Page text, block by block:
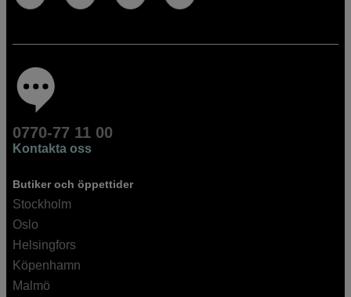
0770-77 11 00
Kontakta oss
Butiker och öppettider
Stockholm
Oslo
Helsingfors
Köpenhamn
Malmö